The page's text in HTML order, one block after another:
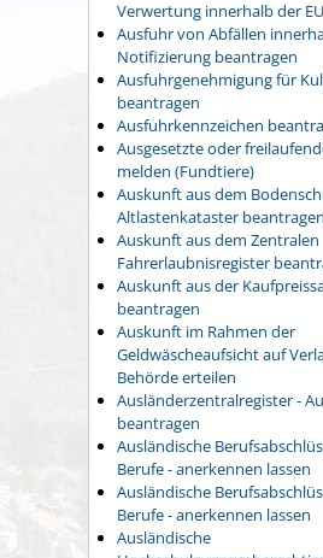
Verwertung innerhalb der
Ausfuhr von Abfällen
Notifizierung beantragen
Ausfuhrgenehmigung für
beantragen
Ausfuhrkennzeichen
Ausgesetzte oder
melden (Fundtiere)
Auskunft aus dem
Altlastenkataster beantragen
Auskunft aus dem Zentralen
Fahrerlaubnisregister
Auskunft aus der
beantragen
Auskunft im Rahmen der
Geldwäscheaufsicht auf
Behörde erteilen
Ausländerzentralregister -
beantragen
Ausländische
Berufe - anerkennen lassen
Ausländische
Berufe - anerkennen lassen
Ausländische